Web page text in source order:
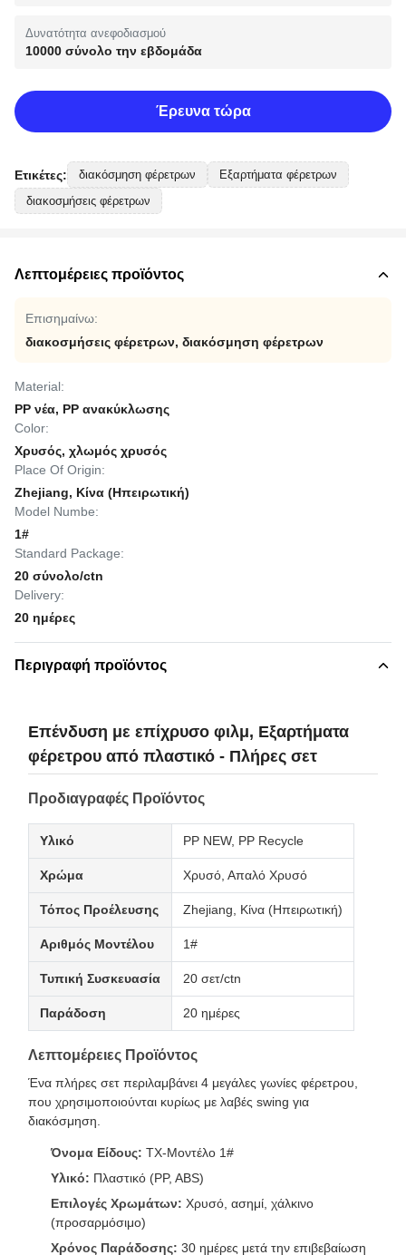
Δυνατότητα ανεφοδιασμού
10000 σύνολο την εβδομάδα
Έρευνα τώρα
Ετικέτες: διακόσμηση φέρετρων
Εξαρτήματα φέρετρων
διακοσμήσεις φέρετρων
Λεπτομέρειες προϊόντος
Επισημαίνω:
διακοσμήσεις φέρετρων, διακόσμηση φέρετρων
Material:
PP νέα, PP ανακύκλωσης
Color:
Χρυσός, χλωμός χρυσός
Place Of Origin:
Zhejiang, Κίνα (Ηπειρωτική)
Model Numbe:
1#
Standard Package:
20 σύνολο/ctn
Delivery:
20 ημέρες
Περιγραφή προϊόντος
Επένδυση με επίχρυσο φιλμ, Εξαρτήματα
φέρετρου από πλαστικό - Πλήρες σετ
Προδιαγραφές Προϊόντος
Υλικό PP NEW, PP Recycle
Χρώμα Χρυσό, Απαλό Χρυσό
Τόπος Προέλευσης Zhejiang, Κίνα (Ηπειρωτική)
Αριθμός Μοντέλου 1#
Τυπική Συσκευασία 20 σετ/ctn
Παράδοση 20 ημέρες
Λεπτομέρειες Προϊόντος
Ένα πλήρες σετ περιλαμβάνει 4 μεγάλες γωνίες φέρετρου,
που χρησιμοποιούνται κυρίως με λαβές swing για
διακόσμηση.
Όνομα Είδους: TX-Μοντέλο 1#
Υλικό: Πλαστικό (PP, ABS)
Επιλογές Χρωμάτων: Χρυσό, ασημί, χάλκινο
(προσαρμόσιμο)
Χρόνος Παράδοσης: 30 ημέρες μετά την επιβεβαίωση